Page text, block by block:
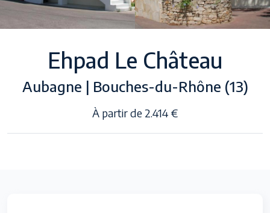
Ehpad Le Château
Aubagne | Bouches-du-Rhône (13)
À partir de 2.414 €